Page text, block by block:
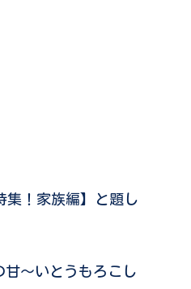
集！家族編】と題し
～いとうもろこし